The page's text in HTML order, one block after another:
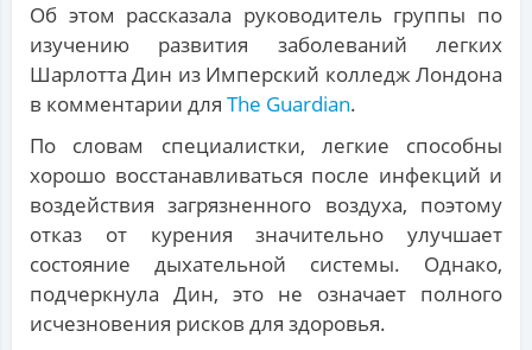
Об этом рассказала руководитель группы по
изучению развития заболеваний легких
Шарлотта Дин из Имперский колледж Лондона
в комментарии для The Guardian.
По словам специалистки, легкие способны
хорошо восстанавливаться после инфекций и
воздействия загрязненного воздуха, поэтому
отказ от курения значительно улучшает
состояние дыхательной системы. Однако,
подчеркнула Дин, это не означает полного
исчезновения рисков для здоровья.